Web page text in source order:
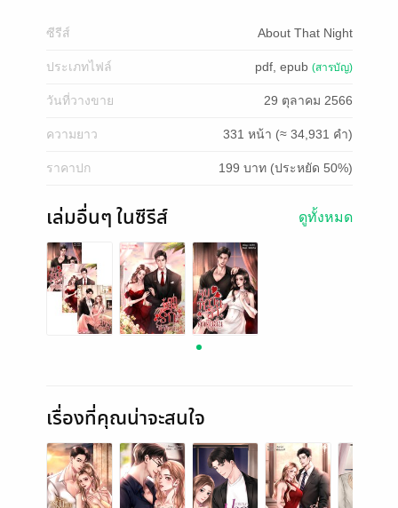
ซีรีส์ About That Night
ประเภทไฟล์ pdf, epub (สารบัญ)
วันที่วางขาย 29 ตุลาคม 2566
ความยาว 331 หน้า (≈ 34,931 คำ)
ราคาปก 199 บาท (ประหยัด 50%)
เล่มอื่นๆ ในซีรีส์ ดูทั้งหมด
เรื่องที่คุณน่าจะสนใจ